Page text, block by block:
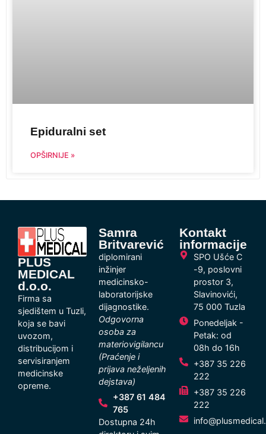
Epiduralni set
OPŠIRNIJE »
PLUS
MEDICAL
d.o.o.
Firma sa
sjedištem u Tuzli,
koja se bavi
uvozom,
distribucijom i
servisiranjem
medicinske
opreme.
Samra
Britvarević
diplomirani
inžinjer
medicinsko-
laboratorijske
dijagnostike.
Odgovorna
osoba za
materiovigilancu
(Praćenje i
prijava neželjenih
dejstava)
+387 61 484
765
Dostupna 24h
Kontakt
informacije
SPO Ušće C
-9, poslovni
prostor 3,
Slavinovići,
75 000 Tuzla
Ponedeljak -
Petak: od
08h do 16h
+387 35 226
222
+387 35 226
222